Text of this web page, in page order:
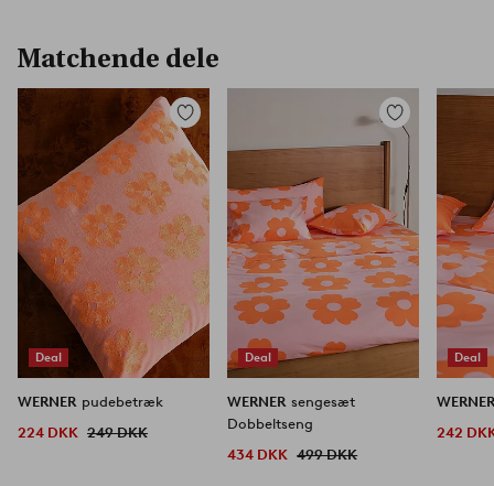
Matchende dele
Deal
Tilføj
til
favoritter
WERNER pudebetræk
224 DKK 249 DKK
Deal
Tilføj
favoritter
WERNER sengesæt
Dobbeltseng
434 DKK 499 DKK
Deal
242